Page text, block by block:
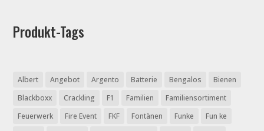
Produkt-Tags
Albert Angebot Argento Batterie Bengalos
Bienen
Blackboxx
Crackling F1 Familien
Familiensortiment
Feuerwerk
Fire Event FKF Fontänen Funke
Fun ke